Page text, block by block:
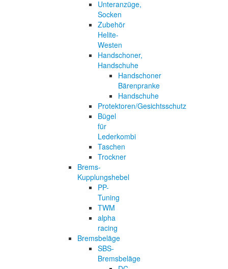
Unteranzüge,
Socken
Zubehör
Helite-
Westen
Handschoner,
Handschuhe
Handschoner
Bärenpranke
Handschuhe
Protektoren/Gesichtsschutz
Bügel
für
Lederkombi
Taschen
Trockner
Brems-
Kupplungshebel
PP-
Tuning
TWM
alpha
racing
Bremsbeläge
SBS-
Bremsbeläge